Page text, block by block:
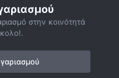
στην κοινότητά